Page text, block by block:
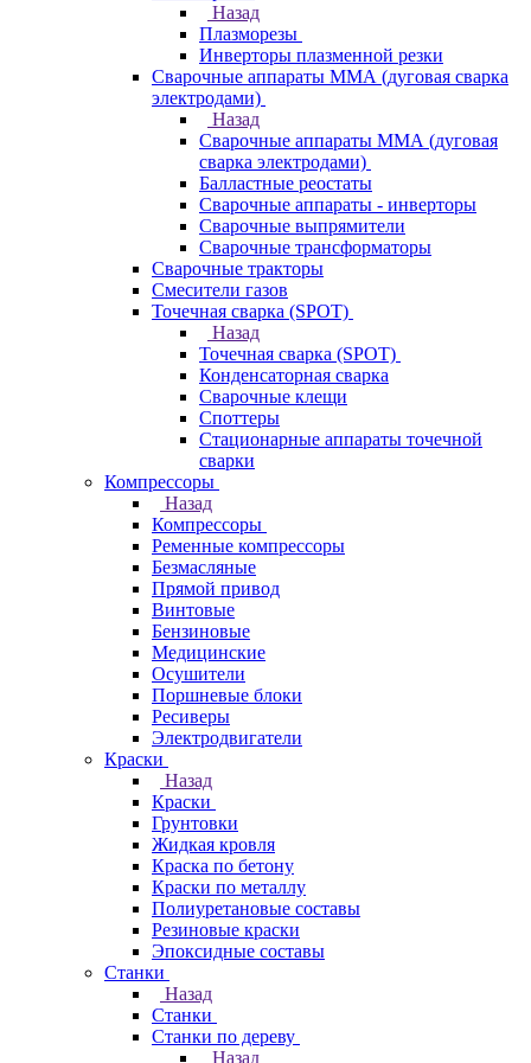
Назад
Плазморезы
Инверторы плазменной резки
Сварочные аппараты ММА (дуговая сварка
электродами)
Назад
Сварочные аппараты ММА (дуговая
сварка электродами)
Балластные реостаты
Сварочные аппараты - инверторы
Сварочные выпрямители
Сварочные трансформаторы
Сварочные тракторы
Смесители газов
Точечная сварка (SPOT)
Назад
Точечная сварка (SPOT)
Конденсаторная сварка
Сварочные клещи
Споттеры
Стационарные аппараты точечной
сварки
Компрессоры
Назад
Компрессоры
Ременные компрессоры
Безмасляные
Прямой привод
Винтовые
Бензиновые
Медицинские
Осушители
Поршневые блоки
Ресиверы
Электродвигатели
Краски
Назад
Краски
Грунтовки
Жидкая кровля
Краска по бетону
Краски по металлу
Полиуретановые составы
Резиновые краски
Эпоксидные составы
Станки
Назад
Станки
Станки по дереву
Назад